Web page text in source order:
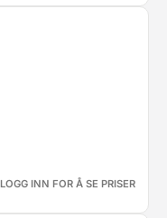
LOGG INN FOR Å SE PRISER